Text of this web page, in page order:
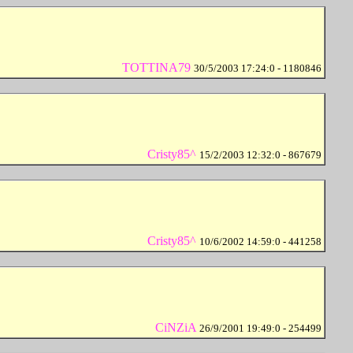
TOTTINA79 30/5/2003 17:24:0 - 1180846
Cristy85^ 15/2/2003 12:32:0 - 867679
Cristy85^ 10/6/2002 14:59:0 - 441258
CiNZiA 26/9/2001 19:49:0 - 254499